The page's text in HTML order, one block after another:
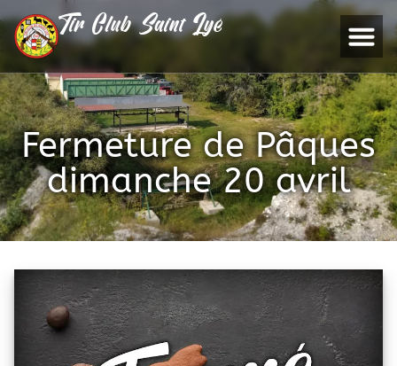
Tir Club Saint Lyé
Fermeture de Pâques
dimanche 20 avril